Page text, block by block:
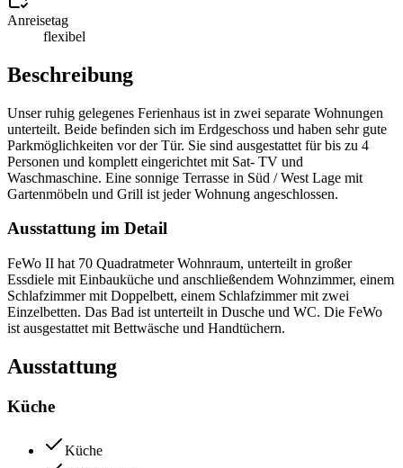
Anreisetag
flexibel
Beschreibung
Unser ruhig gelegenes Ferienhaus ist in zwei separate Wohnungen
unterteilt. Beide befinden sich im Erdgeschoss und haben sehr gute
Parkmöglichkeiten vor der Tür. Sie sind ausgestattet für bis zu 4
Personen und komplett eingerichtet mit Sat- TV und
Waschmaschine. Eine sonnige Terrasse in Süd / West Lage mit
Gartenmöbeln und Grill ist jeder Wohnung angeschlossen.
Ausstattung im Detail
FeWo II hat 70 Quadratmeter Wohnraum, unterteilt in großer
Essdiele mit Einbauküche und anschließendem Wohnzimmer, einem
Schlafzimmer mit Doppelbett, einem Schlafzimmer mit zwei
Einzelbetten. Das Bad ist unterteilt in Dusche und WC. Die FeWo
ist ausgestattet mit Bettwäsche und Handtüchern.
Ausstattung
Küche
Küche